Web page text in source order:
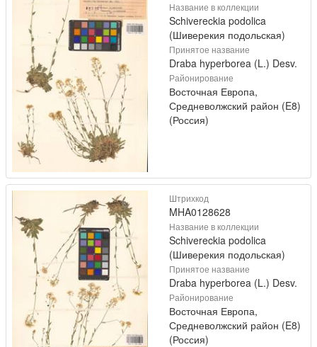
Название в коллекции
Schivereckia podolica
(Шиверекия подольская)
Принятое название
Draba hyperborea (L.) Desv.
Районирование
Восточная Европа,
Средневолжский район (E8)
(Россия)
Штрихкод
MHA0128628
Название в коллекции
Schivereckia podolica
(Шиверекия подольская)
Принятое название
Draba hyperborea (L.) Desv.
Районирование
Восточная Европа,
Средневолжский район (E8)
(Россия)